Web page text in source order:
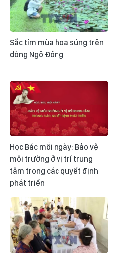
Sắc tím mùa hoa súng trên
dòng Ngô Đồng
Học Bác mỗi ngày: Bảo vệ
môi trường ở vị trí trung
tâm trong các quyết định
phát triển